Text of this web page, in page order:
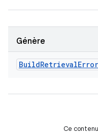
Génère
BuildRetrievalError
Ce